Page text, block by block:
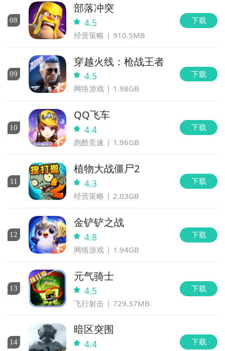
08
部落冲突
4.5
经营策略 910.5MB
下载
09
穿越火线：枪战王者
4.5
网络游戏 1.98GB
下载
10
QQ飞车
4.4
跑酷竞速 1.96GB
下载
11
植物大战僵尸2
4.3
经营策略 2.03GB
下载
12
金铲铲之战
4.8
网络游戏 1.94GB
下载
13
元气骑士
4.5
飞行射击 729.37MB
下载
14
暗区突围
4.4 下载